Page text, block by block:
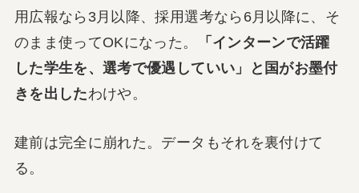
用広報なら3月以降、採用選考なら6月以降に、そ
のまま使ってOKになった。
「インターンで活躍
した学生を、選考で優遇していい」と国がお墨付
きを出したわけや。
建前は完全に崩れた。データもそれを裏付けて
る。